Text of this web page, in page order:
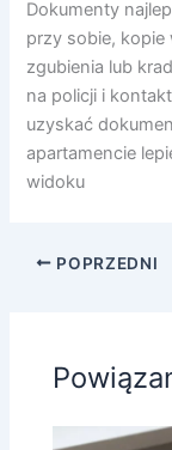
Dokumenty
przy sobie, kopie
zgubienia lub
na policji i
uzyskać
apartamencie
widoku
POPRZEDNI